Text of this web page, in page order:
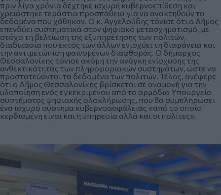
πριν λίγα χρόνια δέχτηκε ισχυρή κυβερνοεπίθεση και
χρειάστηκε τεράστια προσπάθεια για να ανακτηθούν τα
δεδομένα που χάθηκαν. Ο κ. Αγγελούδης τόνισε ότι ο Δήμος
επενδύει συστηματικά στον ψηφιακό μετασχηματισμό, με
στόχο τη βελτίωση της εξυπηρέτησης των πολιτών,
διαδικασία που εκτός των άλλων ενισχύει τη διαφάνεια και
την αντιμετώπιση φαινομένων διαφθοράς. Ο δήμαρχος
Θεσσαλονίκης τόνισε ακόμη την ανάγκη ενίσχυσης της
ανθεκτικότητας των πληροφοριακών συστημάτων, ώστε να
προστατεύονται τα δεδομένα των πολιτών. Τέλος, ανέφερε
ότι ο Δήμος Θεσσαλονίκης βρίσκεται σε αναμονή για την
υλοποίηση ενός εγκεκριμένου από το αρμόδιο Υπουργείο
συστήματος ψηφιακής ολοκλήρωσης, που θα συμπληρώσει
ένα ισχυρό σύστημα κυβερνοασφάλειας «από το οποίο
κερδισμένη είναι και η υπηρεσία αλλά και οι πολίτες».